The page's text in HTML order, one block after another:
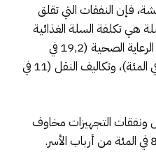
فإن النفقات التي تقلق
خلال الأشهر 12 المقبلة هي تكلفة السلة الغذائية
بالنسبة لـ24,9 في المئة، ونفقات الرعاية الصحية (19,2 في
المئة)، ونفقات الملابس (12,8 في المئة)، وتكاليف النقل (11 في
ونفقات التجهيزات مخاوف